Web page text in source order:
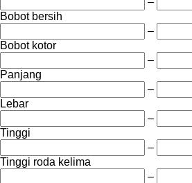
Bobot bersih
–
Bobot kotor
–
Panjang
–
Lebar
–
Tinggi
–
Tinggi roda kelima
–